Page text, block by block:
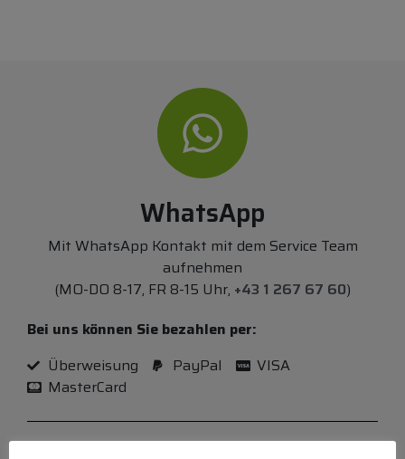
WhatsApp
Mit WhatsApp Kontakt mit dem Service Team
aufnehmen
(MO-DO 8-17, FR 8-15 Uhr, +43 1 267 67 60)
Bei uns können Sie bezahlen per:
Überweisung
PayPal
VISA
MasterCard